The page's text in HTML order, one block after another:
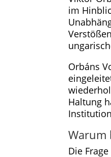
im
Orbáns
Haltung
Warum
Die